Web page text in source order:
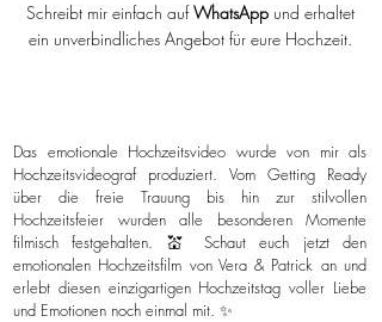
Schreibt mir einfach aufWhatsAppund erhaltet
ein unverbindliches Angebot für eure Hochzeit.
Das emotionale Hochzeitsvideo wurde von mir als
Hochzeitsvideograf produziert. Vom Getting Ready
über die freie Trauung bis hin zur stilvollen
Hochzeitsfeier wurden alle besonderen Momente
filmisch festgehalten. 💒 Schaut euch jetzt den
emotionalen Hochzeitsfilm von Vera & Patrick an und
erlebt diesen einzigartigen Hochzeitstag voller Liebe
und Emotionen noch einmal mit. ✨